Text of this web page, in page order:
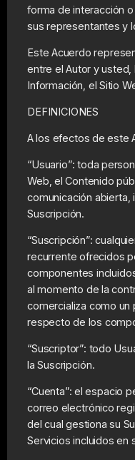
forma de interacción
sus representantes y
Este Acuerdo
entre el Autor y usted,
Información, el Sitio
DEFINICIONES
A los efectos de este
“Usuario”: toda
Web, el Contenido
comunicación abierta,
Suscripción.
“Suscripción”:
recurrente ofrecidos
componentes
al momento de la
comercializa como un
respecto de los
“Suscriptor”: todo
la Suscripción.
“Cuenta”: el espacio
correo electrónico
del cual gestiona su
Servicios incluidos en